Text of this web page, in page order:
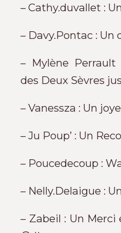
– Cathy.duvallet :
– Davy.Pontac : Un
– Mylène
des Deux Sèvres
– Vanessza : Un
– Ju Poup’ : Un
– Poucedecoup :
– Nelly.Delaigue :
– Zabeil : Un